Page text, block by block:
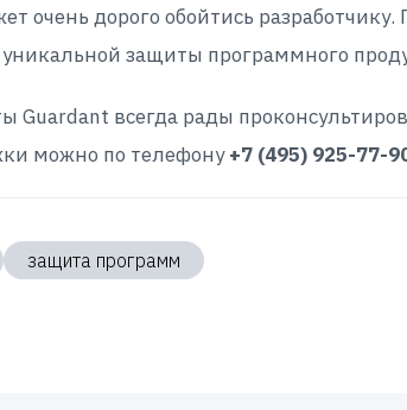
очень дорого обойтись
уникальной защиты программного
Guardant всегда рады
можно по телефону+7 (495) 925-77-
защита программ